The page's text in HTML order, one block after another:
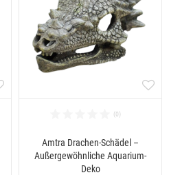
Amtra Drachen-Schädel –
Außergewöhnliche Aquarium-
Deko